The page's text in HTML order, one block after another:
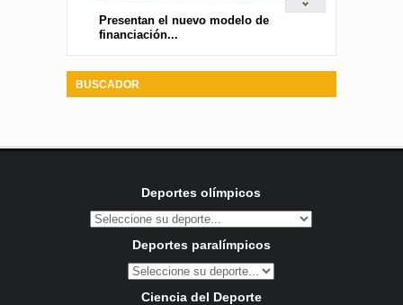
Presentan el nuevo modelo de
financiación...
BUSCADOR
Deportes olímpicos
Deportes paralímpicos
Ciencia del Deporte